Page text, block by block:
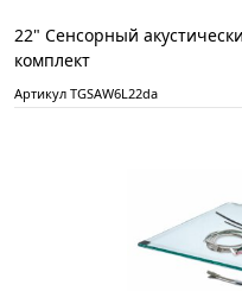
22" Сенсорный
комплект
Артикул TGSAW6L22da